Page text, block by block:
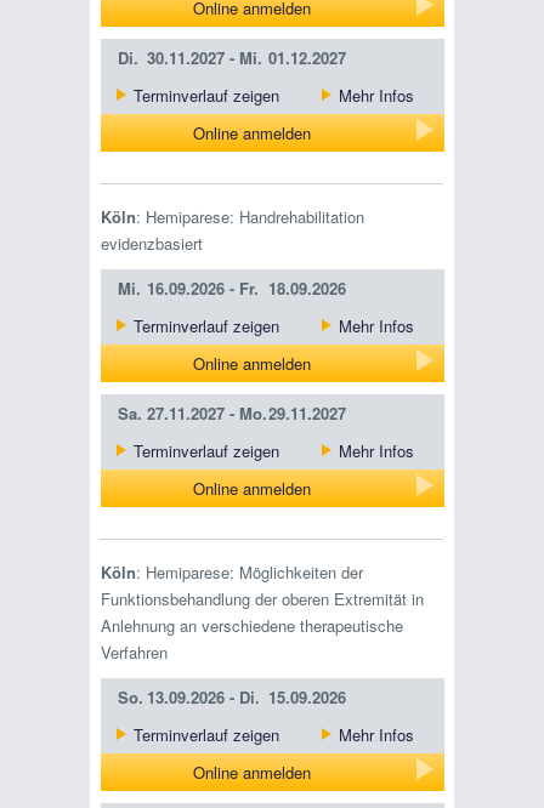
Online anmelden
Di. 30.11.2027 - Mi. 01.12.2027
Terminverlauf zeigen
Mehr Infos
Online anmelden
Köln: Hemiparese: Handrehabilitation
evidenzbasiert
Mi. 16.09.2026 - Fr. 18.09.2026
Terminverlauf zeigen
Mehr Infos
Online anmelden
Sa. 27.11.2027 - Mo.29.11.2027
Terminverlauf zeigen
Mehr Infos
Online anmelden
Köln: Hemiparese: Möglichkeiten der
Funktionsbehandlung der oberen Extremität in
Anlehnung an verschiedene therapeutische
Verfahren
So. 13.09.2026 - Di. 15.09.2026
Terminverlauf zeigen
Mehr Infos
Online anmelden